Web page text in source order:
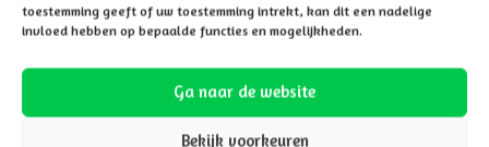
toestemming geeft of uw toestemming intrekt, kan dit een nadelige
invloed hebben op bepaalde functies en mogelijkheden.
Ga naar de website
Bekijk voorkeuren